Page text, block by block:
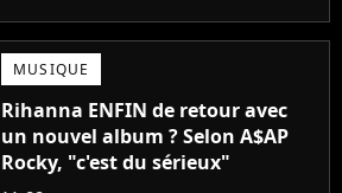
MUSIQUE
Rihanna ENFIN de retour avec
un nouvel album ? Selon A$AP
Rocky, "c'est du sérieux"